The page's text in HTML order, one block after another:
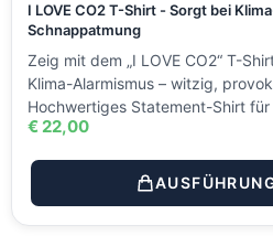
I LOVE CO2 T-Shirt - Sorgt bei
Schnappatmung
Zeig mit dem „I LOVE CO2“ T-
Klima-Alarmismus – witzig,
Hochwertiges Statement-Shirt
€ 22,00